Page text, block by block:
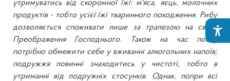
утримуватись від скоромної їжі: м'яса, яєць, молочних
продуктів - тобто усієї їжі тваринного походження. Рибу
дозволяється споживати лише за трапезою на свято
Преображення Господнього. Також на час посту
потрібно обмежити себе у вживанні алкогольних напоїв;
подружжя повинні знаходитись у чистоті, тобто в
утриманні від подружніх стосунків. Однак, попри всі